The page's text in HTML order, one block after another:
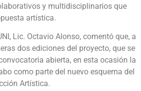
y multidisciplinarios que
artística.
Lic. Octavio Alonso, comentó que, a
dos ediciones del proyecto, que se
abierta, en esta ocasión la
como parte del nuevo esquema del
Artística.